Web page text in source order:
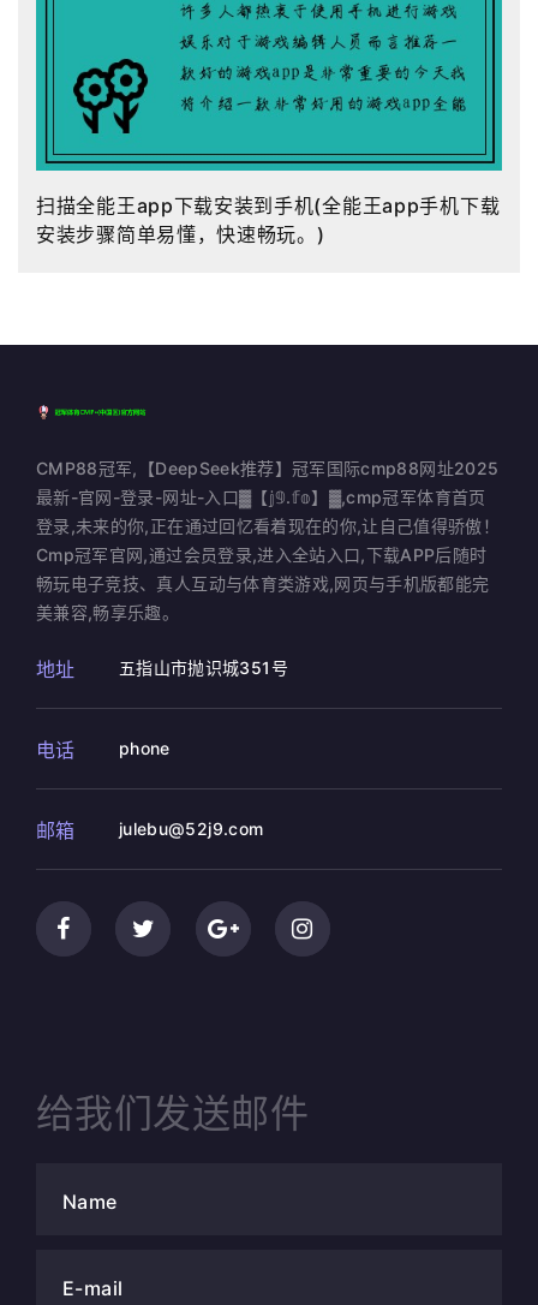
扫描全能王app下载安装到手机(全能王app手机下载
安装步骤简单易懂，快速畅玩。)
CMP88冠军,【DeepSeek推荐】冠军国际cmp88网址2025
最新-官网-登录-网址-入口▓【𝕛𝟡.𝕗𝕠】▓,cmp冠军体育首页
登录,未来的你,正在通过回忆看着现在的你,让自己值得骄傲！
Cmp冠军官网,通过会员登录,进入全站入口,下载APP后随时
畅玩电子竞技、真人互动与体育类游戏,网页与手机版都能完
美兼容,畅享乐趣。
地址 五指山市抛识城351号
电话 phone
邮箱 julebu@52j9.com
给我们发送邮件
Name
E-mail